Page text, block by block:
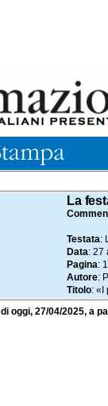
La
Testata:
Data: 27
Pagina: 1
Autore:
Titolo: «I
di oggi, 27/04/2025, a